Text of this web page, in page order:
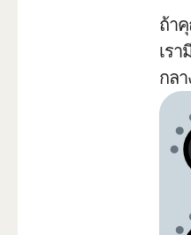
ถ้า
เรา
กลา